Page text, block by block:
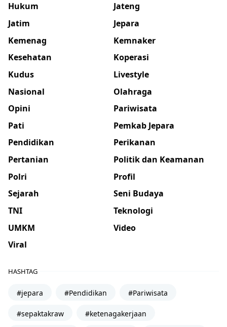
Hukum
Jateng
Jatim
Jepara
Kemenag
Kemnaker
Kesehatan
Koperasi
Kudus
Livestyle
Nasional
Olahraga
Opini
Pariwisata
Pati
Pemkab Jepara
Pendidikan
Perikanan
Pertanian
Politik dan Keamanan
Polri
Profil
Sejarah
Seni Budaya
TNI
Teknologi
UMKM
Video
Viral
HASHTAG
#jepara #Pendidikan #Pariwisata
#sepaktakraw #ketenagakerjaan